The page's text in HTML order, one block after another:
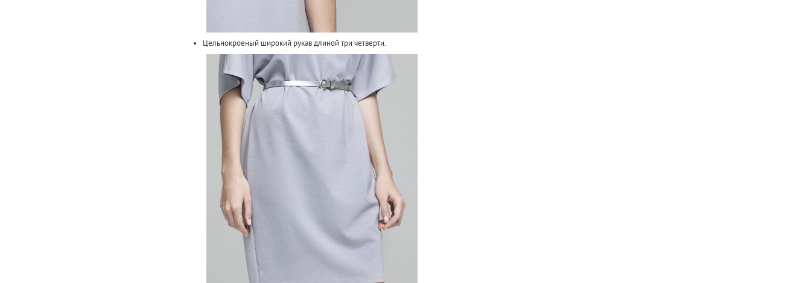
Цельнокроеный широкий рукав длиной три четверти.